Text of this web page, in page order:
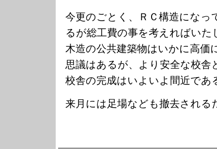
今更のごとく、ＲＣ構造になっ
るが総工費の事を考えればいた
木造の公共建築物はいかに高価
思議はあるが、より安全な校舎
校舎の完成はいよいよ間近であ
来月には足場なども撤去される